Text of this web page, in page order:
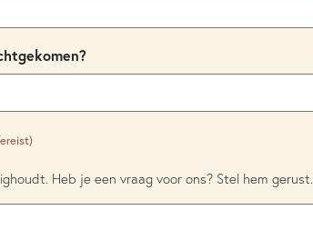
Heb je een vraag voor ons? Stel hem gerust.